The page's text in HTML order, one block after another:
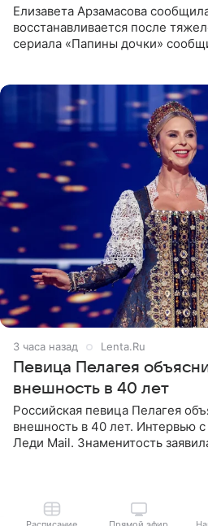
Елизавета Арзамасова
восстанавливается после
сериала «Папины дочки»
3 часа назад Lenta.Ru
Певица Пелагея
внешность в 40 лет
Российская певица Пелагея
внешность в 40 лет. Интервью
Леди Mail. Знаменитость